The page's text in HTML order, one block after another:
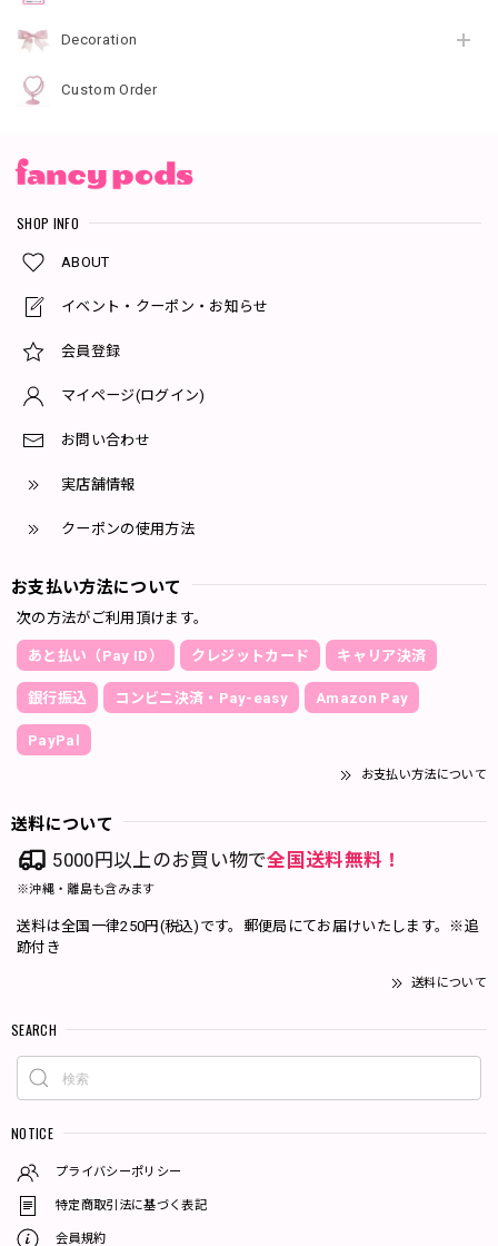
Decoration
Custom Order
SHOP INFO
ABOUT
イベント・クーポン・お知らせ
会員登録
マイページ(ログイン)
お問い合わせ
実店舗情報
クーポンの使用方法
お支払い方法について
次の方法がご利用頂けます。
あと払い（Pay ID） クレジットカード キャリア決済
銀行振込 コンビニ決済・Pay-easy Amazon Pay
PayPal
お支払い方法について
送料について
5000円以上のお買い物で全国送料無料！
※沖縄・離島も含みます
送料は全国一律250円(税込)です。郵便局にてお届けいたします。※追
跡付き
送料について
SEARCH
NOTICE
プライバシーポリシー
特定商取引法に基づく表記
会員規約